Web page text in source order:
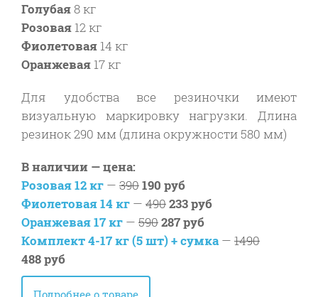
Голубая8 кг
Розовая 12 кг
Фиолетовая 14 кг
Оранжевая 17 кг
Для удобства все резиночки имеют
визуальную маркировку нагрузки. Длина
резинок 290 мм (длина окружности 580 мм)
В наличии — цена:
Розовая 12 кг — 390190 руб
Фиолетовая 14 кг — 490233 руб
Оранжевая 17 кг — 590287 руб
Комплект 4-17 кг (5 шт) + сумка — 1490
488 руб